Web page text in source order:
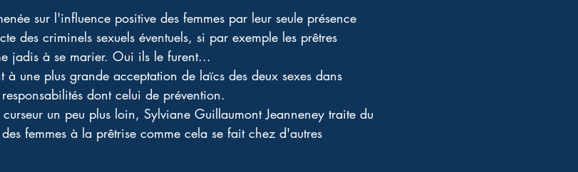
sur l'influence positive des femmes par leur seule présence
des criminels sexuels éventuels, si par exemple les prêtres
jadis à se marier. Oui ils le furent...
à une plus grande acceptation de laïcs des deux sexes dans
dont celui de prévention.
un peu plus loin, Sylviane Guillaumont Jeanneney traite du
femmes à la prêtrise comme cela se fait chez d'autres